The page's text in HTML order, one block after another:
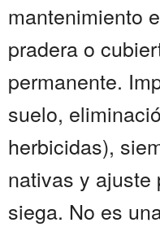
mantenimiento
pradera o
permanente.
suelo,
herbicidas),
nativas y ajuste
siega. No es